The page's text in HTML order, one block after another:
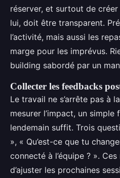
réserver, et surtout de créer
lui, doit être transparent.
l’activité, mais aussi les
marge pour les imprévus.
building sabordé par un
Collecter les feedbacks
Le travail ne s’arrête pas à
mesurer l’impact, un
lendemain suffit. Trois
», « Qu’est-ce que tu
connecté à l’équipe ? ».
d’ajuster les prochaines